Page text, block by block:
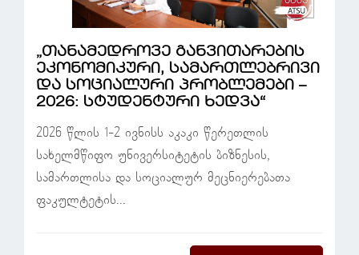
„თანამედროვე განვითარების
ეკონომიკური, სამართლებრივი
და სოციალური პრობლემები –
2026: სტუდენტური ხედვა“
2026 წლის 1-2 ივნისს აკაკი წერეთლის
სახელმწიფო უნივერსიტეტის ბიზნესის,
სამართლისა და სოციალურ მეცნიერებათა
ფაკულტეტის...